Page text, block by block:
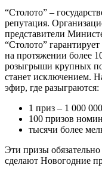
“Столото” –
репутация.
представители
“Столото”
на протяжении более
розыгрыши крупных
станет исключением.
эфир, где разыграются:
1 приз – 1 000
100 призов
тысячи более
Эти призы
сделают Новогодние